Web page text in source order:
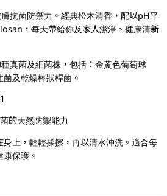
抗菌防禦力。經典松木清香，配以pH平
，每天帶給你及家人潔淨、健康清新
真菌及細菌株，包括：金黄色葡萄球
及乾燥棒狀桿菌。
的天然防禦能力
上，輕輕揉擦，再以清水沖洗。適合每
保護。